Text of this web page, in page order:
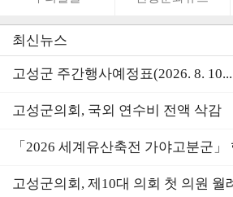
최신뉴스
고성군 주간행사예정표(2026. 8.
고성군의회, 국외 연수비 전액 삭감
「2026 세계유산축전 가야고분군」
고성군의회, 제10대 의회 첫 의원 월